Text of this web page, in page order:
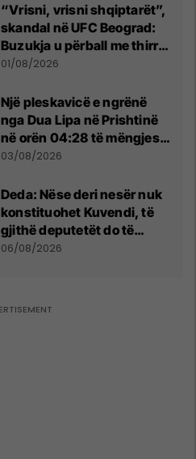
“Vrisni, vrisni shqiptarët”,
skandal në UFC Beograd:
Buzukja u përball me thirrje
anti-shqiptare nga
01/08/2026
Një pleskavicë e ngrënë
nga Dua Lipa në Prishtinë
në orën 04:28 të mëngjesit
- dhe bota digjitale serbe
03/08/2026
Deda: Nëse deri nesër nuk
konstituohet Kuvendi, të
gjithë deputetët do të
bëjnë shkelje të rëndë
06/08/2026